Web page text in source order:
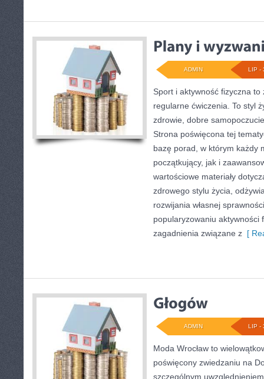
LIP -
ADMIN
Sport i aktywność fizyczna
regularne ćwiczenia. To styl
zdrowie, dobre
Strona poświęcona tej
bazę porad, w którym każdy
początkujący, jak i
wartościowe materiały
zdrowego stylu życia,
rozwijania własnej
popularyzowaniu aktywności
zagadnienia związane z [
LIP -
ADMIN
Moda Wrocław to
poświęcony zwiedzaniu na
szczególnym